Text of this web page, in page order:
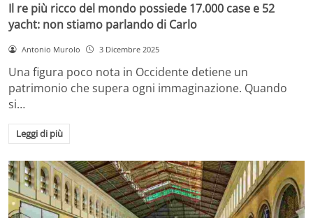
Il re più ricco del mondo possiede 17.000 case e 52
yacht: non stiamo parlando di Carlo
Antonio Murolo 3 Dicembre 2025
Una figura poco nota in Occidente detiene un
patrimonio che supera ogni immaginazione. Quando
si…
Leggi di più